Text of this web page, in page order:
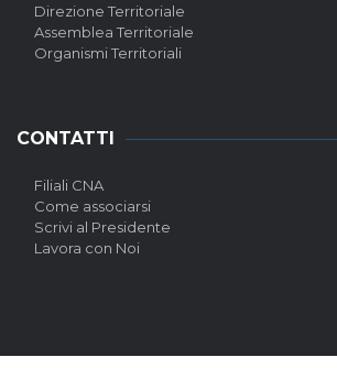
Direzione Territoriale
Assemblea Territoriale
Organismi Territoriali
CONTATTI
Filiali CNA
Come associarsi
Scrivi al Presidente
Lavora con Noi